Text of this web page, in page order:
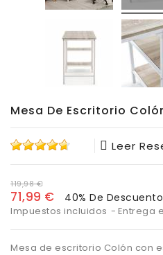
Mesa De Escritorio
Leer
119,98 €
71,99 € 40% De Descuento
Impuestos incluidos Entrega
Mesa de escritorio Colón con